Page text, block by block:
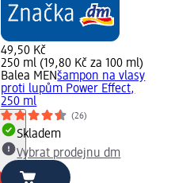
49,50 Kč
250 ml (19,80 Kč za 100 ml)
Balea MENšampon na vlasy
proti lupům Power Effect,
250 ml
(26)
Skladem
Vybrat prodejnu dm